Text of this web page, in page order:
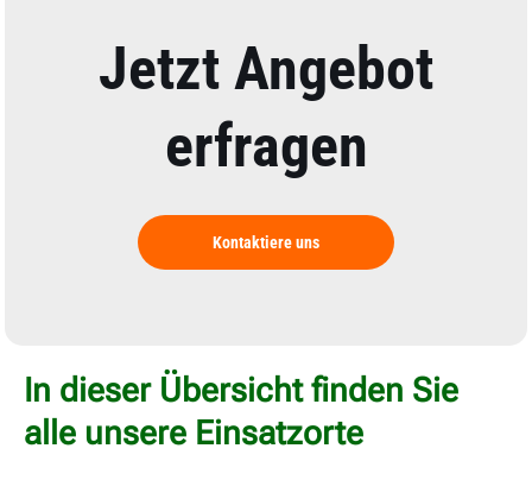
Jetzt Angebot
erfragen
Kontaktiere uns
In dieser Übersicht finden Sie
alle unsere Einsatzorte